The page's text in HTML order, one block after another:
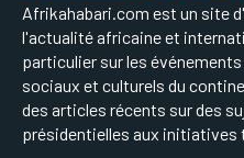
Afrikahabari.com est un site
l'actualité africaine et
particulier sur les
sociaux et culturels du
des articles récents sur des
présidentielles aux initiatives